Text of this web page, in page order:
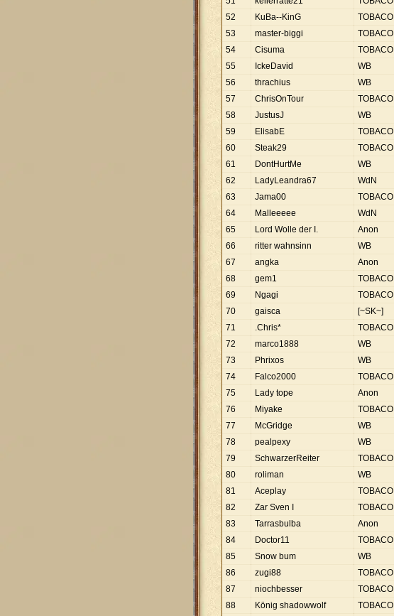
52
KuBa--KinG TOBACO
53
master-biggi TOBACO
54
Cisuma TOBACO
55
IckeDavid WB
56
thrachius WB
57
ChrisOnTour TOBACO
58
JustusJ WB
59
ElisabE TOBACO
60
Steak29 TOBACO
61
DontHurtMe WB
62
LadyLeandra67 WdN
63
Jama00 TOBACO
64
Malleeeee WdN
65
Lord Wolle der I. Anon
66
ritter wahnsinn WB
67
angka Anon
68
gem1 TOBACO
69
Ngagi TOBACO
70
gaisca [~SK~]
71
.Chris* TOBACO
72
marco1888 WB
73
Phrixos WB
74
Falco2000 TOBACO
75
Lady tope Anon
76
Miyake TOBACO
77
McGridge WB
78
pealpexy WB
79
SchwarzerReiter TOBACO
80
roliman WB
81
Aceplay TOBACO
82
Zar Sven I TOBACO
83
Tarrasbulba Anon
84
Doctor11 TOBACO
85
Snow bum WB
86
zugi88 TOBACO
87
niochbesser TOBACO
88
König shadowwolf TOBACO